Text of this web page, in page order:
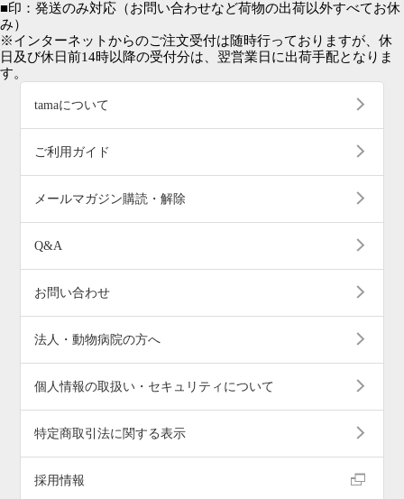
■印：発送のみ対応 （お問い合わせなど荷物の出荷以外すべてお休
み）
※インターネットからのご注文受付は随時行っておりますが、休
日及び休日前14時以降の受付分は、翌営業日に出荷手配となりま
す。
tamaについて
ご利用ガイド
メールマガジン購読・解除
Q&A
お問い合わせ
法人・動物病院の方へ
個人情報の取扱い・セキュリティについて
特定商取引法に関する表示
採用情報